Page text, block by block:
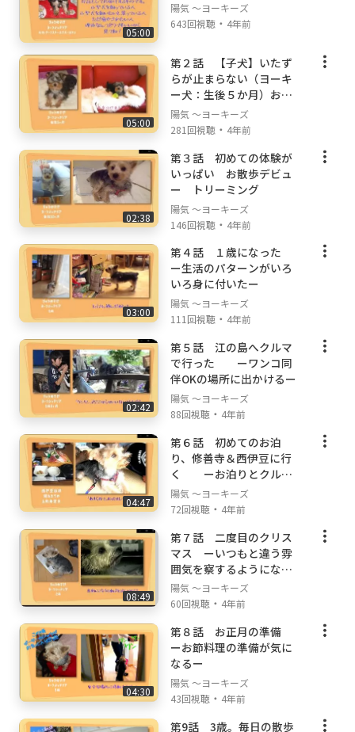
05:00
陽気 ～ヨーキーズ
643回視聴 ・ 4年前
05:00
第２話 【子犬】いたず
らが止まらない（ヨーキ
ー犬：生後５か月）お家
に慣れてきた
陽気 ～ヨーキーズ
281回視聴 ・ 4年前
02:38
第３話 初めての体験が
いっぱい お散歩デビュ
ー トリーミング
陽気 ～ヨーキーズ
146回視聴 ・ 4年前
03:00
第４話 １歳になった
ー生活のパターンがいろ
いろ身に付いたー
陽気 ～ヨーキーズ
111回視聴 ・ 4年前
02:42
第５話 江の島へクルマ
で行った ーワンコ同
伴OKの場所に出かけるー
陽気 ～ヨーキーズ
88回視聴 ・ 4年前
04:47
第６話 初めてのお泊
り、修善寺＆西伊豆に行
く ーお泊りとクルー
ズ初体験ー
陽気 ～ヨーキーズ
72回視聴 ・ 4年前
08:49
第７話 二度目のクリス
マス ーいつもと違う雰
囲気を察するようになる
ー
陽気 ～ヨーキーズ
60回視聴 ・ 4年前
04:30
第８話 お正月の準備
ーお節料理の準備が気に
なるー
陽気 ～ヨーキーズ
43回視聴 ・ 4年前
第9話 3歳。毎日の散歩